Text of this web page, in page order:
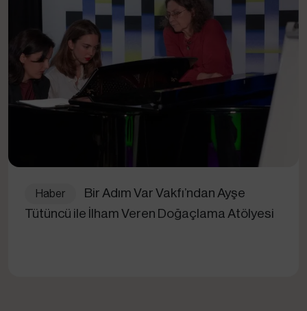
Haber
Bir Adım Var Vakfı’ndan Ayşe
Tütüncü ile İlham Veren Doğaçlama Atölyesi